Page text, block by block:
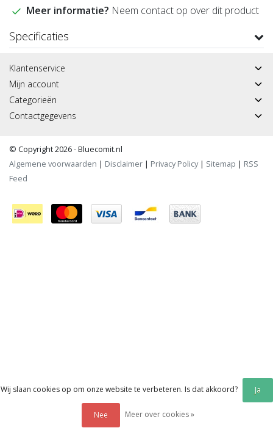
Meer informatie? Neem contact op over dit product
Specificaties
Klantenservice
Mijn account
Categorieën
Contactgegevens
© Copyright 2026 - Bluecomit.nl
Algemene voorwaarden | Disclaimer | Privacy Policy| Sitemap | RSS
Feed
Wij slaan cookies op om onze website te verbeteren. Is dat akkoord? Ja
Nee Meer over cookies »